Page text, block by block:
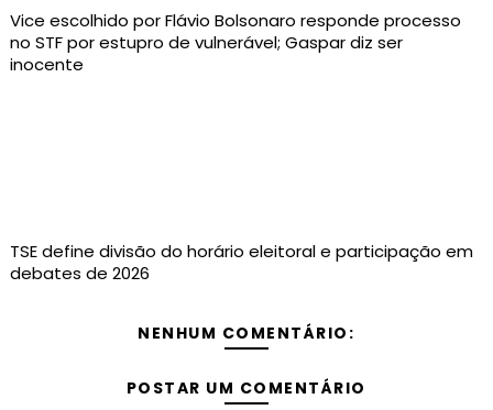
Vice escolhido por Flávio Bolsonaro responde processo
no STF por estupro de vulnerável; Gaspar diz ser
inocente
TSE define divisão do horário eleitoral e participação em
debates de 2026
NENHUM COMENTÁRIO:
POSTAR UM COMENTÁRIO